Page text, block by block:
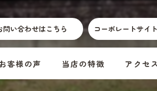
問い合わせはこちら コーポレートサイ
客様の声 当店の特徴 アクセ